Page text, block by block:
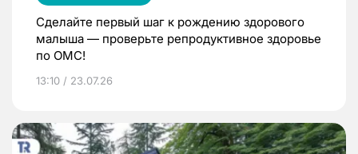
Сделайте первый шаг к рождению здорового
малыша — проверьте репродуктивное здоровье
по ОМС!
13:10 / 23.07.26